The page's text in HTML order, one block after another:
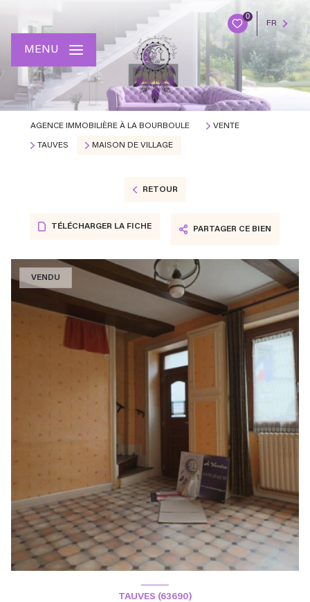
0
FR
MENU
AGENCE IMMOBILIÈRE À LA BOURBOULE VENTE
TAUVES MAISON DE VILLAGE
RETOUR
TÉLÉCHARGER LA FICHE PARTAGER CE BIEN
VENDU
TAUVES (63690)